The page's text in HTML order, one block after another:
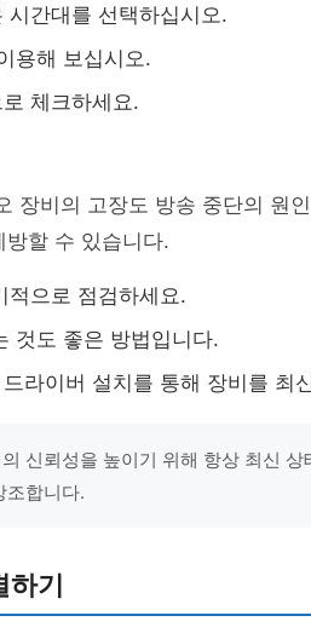
시간대를 선택하십시오.
용해 보십시오.
체크하세요.
장비의 고장도 방송 중단의 원
할 수 있습니다.
적으로 점검하세요.
것도 좋은 방법입니다.
라이버 설치를 통해 장비를 최
신뢰성을 높이기 위해 항상 최신
조합니다.
기